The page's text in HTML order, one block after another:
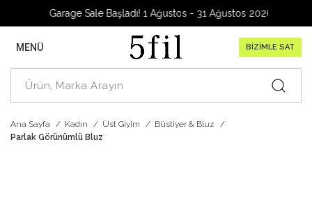
Garage Sale Başladı! 1 Ağustos - 31 Ağustos 2026
MENÜ BİZİMLE SAT
Ana Sayfa Kadın Üst Giyim
Büstiyer & Bluz
Parlak Görünümlü Bluz